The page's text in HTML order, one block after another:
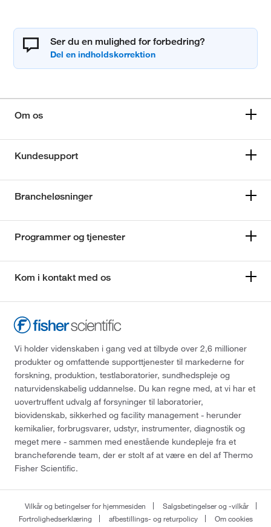
Ser du en mulighed for forbedring?
Om os
Kundesupport
Brancheløsninger
Programmer og tjenester
Kom i kontakt med os
Vi holder videnskaben i gang ved at tilbyde over 2,6 millioner
produkter og omfattende supporttjenester til markederne for
forskning, produktion, testlaboratorier, sundhedspleje og
naturvidenskabelig uddannelse. Du kan regne med, at vi har et
uovertruffent udvalg af forsyninger til laboratorier,
biovidenskab, sikkerhed og facility management - herunder
kemikalier, forbrugsvarer, udstyr, instrumenter, diagnostik og
meget mere - sammen med enestående kundepleje fra et
brancheførende team, der er stolt af at være en del af Thermo
Fisher Scientific.
Vilkår og betingelser for hjemmesiden
Salgsbetingelser og -vilkår
Fortrolighedserklæring
afbestillings- og returpolicy
Om cookies